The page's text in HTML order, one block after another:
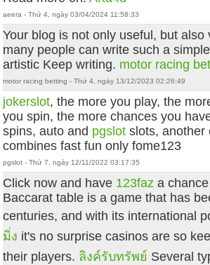
aeera - Thứ 4, ngày 03/04/2024 11:58:33
Your blog is not only useful, but also
many people can write such a
artistic Keep writing. motor racing
motor racing betting - Thứ 4, ngày 13/12/2023 02:26:49
jokerslot, the more you play, the
you spin, the more chances you
spins, auto and pgslot slots, another
combines fast fun only fome123
pgslot - Thứ 7, ngày 12/11/2022 03:17:35
Click now and have 123faz a
Baccarat table is a game that has
centuries, and with its international
มิ่ง it's no surprise casinos are so
their players. ลิงค์รับทรัพย์ Several